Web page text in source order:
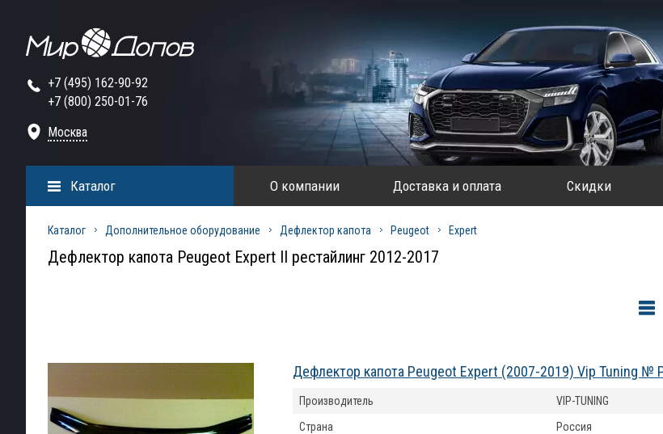
+7 (495) 162-90-92
+7 (800) 250-01-76
Москва
О компании Доставка и оплата Скидки
Каталог
Каталог Дополнительное оборудование Дефлектор капота Peugeot Expert
Дефлектор капота Peugeot Expert II рестайлинг 2012-2017
Дефлектор капота Peugeot Expert (2007-2019) Vip Tuning №
Производитель
VIP-TUNING
Страна
Россия